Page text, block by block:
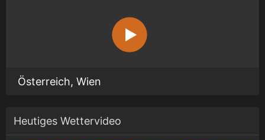
Österreich, Wien
Heutiges Wettervideo